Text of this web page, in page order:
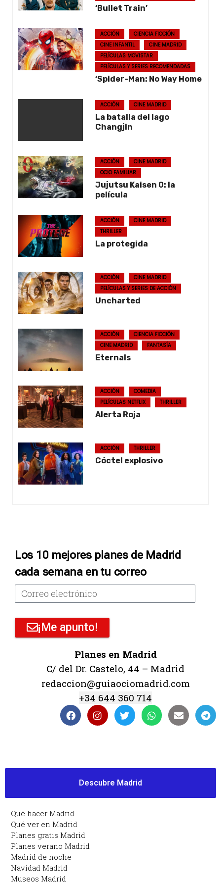
‘Bullet Train’
ACCIÓN
CIENCIA FICCIÓN
CINE INFANTIL
CINE MADRID
PELÍCULAS MOVISTAR
PELÍCULAS Y SERIES RECOMENDADAS
‘Spider-Man: No Way Home
ACCIÓN CINE MADRID
La batalla del lago
Changjin
ACCIÓN
CINE MADRID
OCIO FAMILIAR
Jujutsu Kaisen 0: la
película
ACCIÓN
CINE MADRID
THRILLER
La protegida
ACCIÓN
CINE MADRID
PELÍCULAS Y SERIES DE ACCIÓN
Uncharted
ACCIÓN
CIENCIA FICCIÓN
CINE MADRID
FANTASÍA
Eternals
ACCIÓN
COMEDIA
PELÍCULAS NETFLIX
THRILLER
Alerta Roja
ACCIÓN THRILLER
Cóctel explosivo
Los 10 mejores planes de Madrid
cada semana en tu correo
¡Me apunto!
Planes en Madrid
C/ del Dr. Castelo, 44 – Madrid
redaccion@guiaociomadrid.com
+34 644 360 714
Descubre Madrid
Qué hacer Madrid
Qué ver en Madrid
Planes gratis Madrid
Planes verano Madrid
Madrid de noche
Navidad Madrid
Museos Madrid